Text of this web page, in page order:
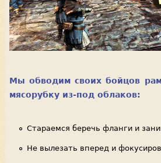
Мы обводим своих бойцов
мясорубку из-под облаков:
Стараемся беречь фланги и
Не вылезать вперед и